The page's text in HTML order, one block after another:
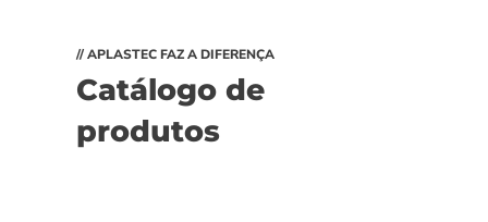
// APLASTEC FAZ A DIFERENÇA
Catálogo de
produtos